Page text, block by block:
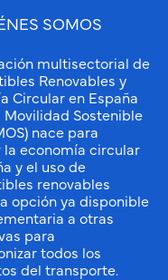
SOMOS
multisectorial de
Renovables y
Circular en España
Movilidad Sostenible
nace para
la economía circular
y el uso de
renovables
opción ya disponible
a otras
para
todos los
del transporte.